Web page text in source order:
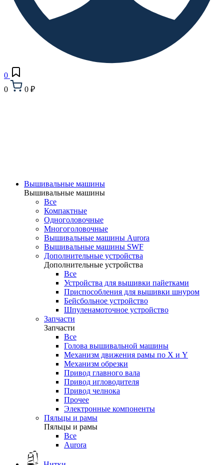
0
0
0 ₽
Вышивальные машины
Вышивальные машины
Все
Компактные
Одноголовочные
Многоголовочные
Вышивальные машины Aurora
Вышивальные машины SWF
Дополнительные устройства
Дополнительные устройства
Все
Устройства для вышивки пайетками
Приспособления для вышивки шнуром
Бейсбольное устройство
Шпуленамоточное устройство
Запчасти
Запчасти
Все
Голова вышивальной машины
Механизм движения рамы по X и Y
Механизм обрезки
Привод главного вала
Привод игловодителя
Привод челнока
Прочее
Электронные компоненты
Пяльцы и рамы
Пяльцы и рамы
Все
Aurora